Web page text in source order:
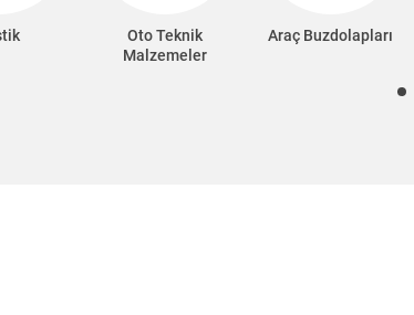
Oto Teknik
Malzemeler
Araç Buzdolapları